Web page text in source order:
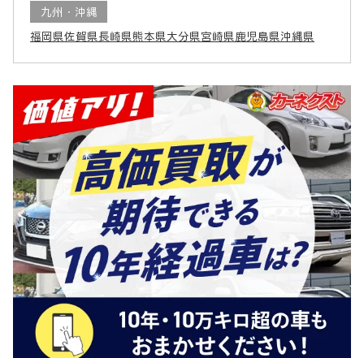
九州・沖縄
福岡県佐賀県長崎県熊本県大分県宮崎県鹿児島県沖縄県